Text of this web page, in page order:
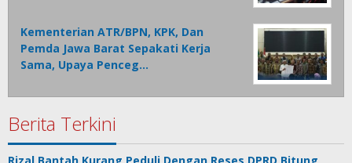
Kementerian ATR/BPN, KPK, Dan
Pemda Jawa Barat Sepakati Kerja
Sama, Upaya Penceg…
Berita Terkini